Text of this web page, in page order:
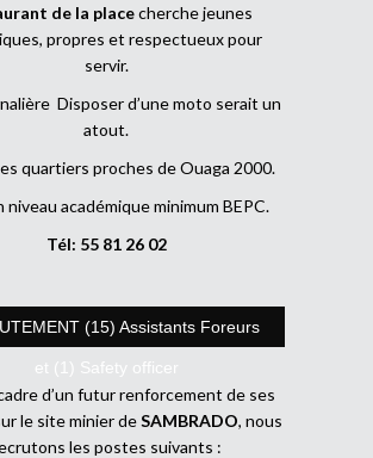
de la placecherche jeunes
propres et respectueux pour
servir.
Disposer d’une moto serait un
atout.
quartiers proches de Ouaga 2000.
niveau académique minimum BEPC.
Tél: 55 81 26 02
(15) Assistants Foreurs
et (1) Safety officer
d’un futur renforcement de ses
le site minier deSAMBRADO, nous
les postes suivants :